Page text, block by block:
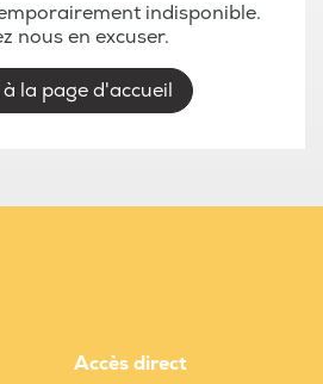
indisponible.
nous en excuser.
la page d'accueil
Accès direct